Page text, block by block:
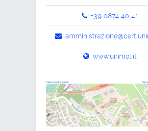
+39 0874 40 41
www.unimol.it